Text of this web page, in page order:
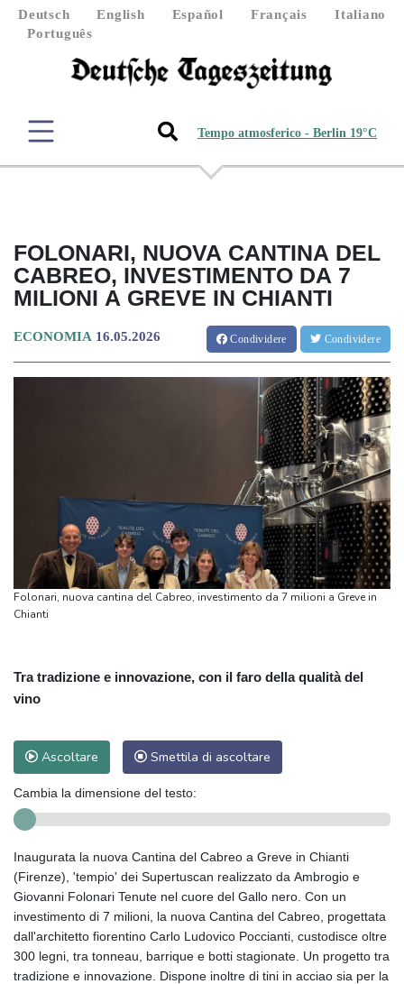
Deutsch English Español Français
Italiano
Português
Tempo atmosferico - Berlin 19°C
FOLONARI, NUOVA CANTINA DEL
CABREO, INVESTIMENTO DA 7
MILIONI A GREVE IN CHIANTI
ECONOMIA 16.05.2026 Condividere Condividere
Folonari, nuova cantina del Cabreo, investimento da 7 milioni a Greve in
Chianti
Tra tradizione e innovazione, con il faro della qualità del
vino
Ascoltare Smettila di ascoltare
Cambia la dimensione del testo:
Inaugurata la nuova Cantina del Cabreo a Greve in Chianti
(Firenze), 'tempio' dei Supertuscan realizzato da Ambrogio e
Giovanni Folonari Tenute nel cuore del Gallo nero. Con un
investimento di 7 milioni, la nuova Cantina del Cabreo, progettata
dall'architetto fiorentino Carlo Ludovico Poccianti, custodisce oltre
300 legni, tra tonneau, barrique e botti stagionate. Un progetto tra
tradizione e innovazione. Dispone inoltre di tini in acciao sia per la